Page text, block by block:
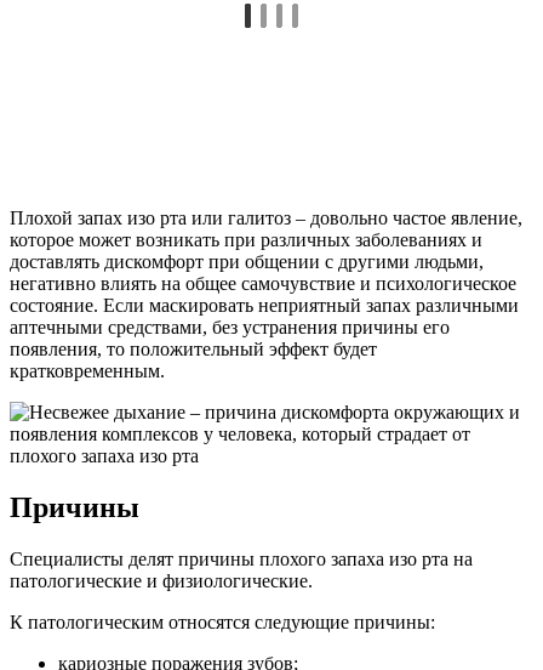
Плохой запах изо рта или галитоз – довольно частое явление,
которое может возникать при различных заболеваниях и
доставлять дискомфорт при общении с другими людьми,
негативно влиять на общее самочувствие и психологическое
состояние. Если маскировать неприятный запах различными
аптечными средствами, без устранения причины его
появления, то положительный эффект будет
кратковременным.
Причины
Специалисты делят причины плохого запаха изо рта на
патологические и физиологические.
К патологическим относятся следующие причины:
кариозные поражения зубов;